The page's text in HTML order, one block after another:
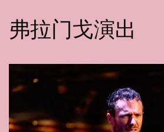
弗拉门戈演出